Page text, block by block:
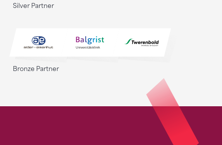
Silver Partner
Bronze Partner